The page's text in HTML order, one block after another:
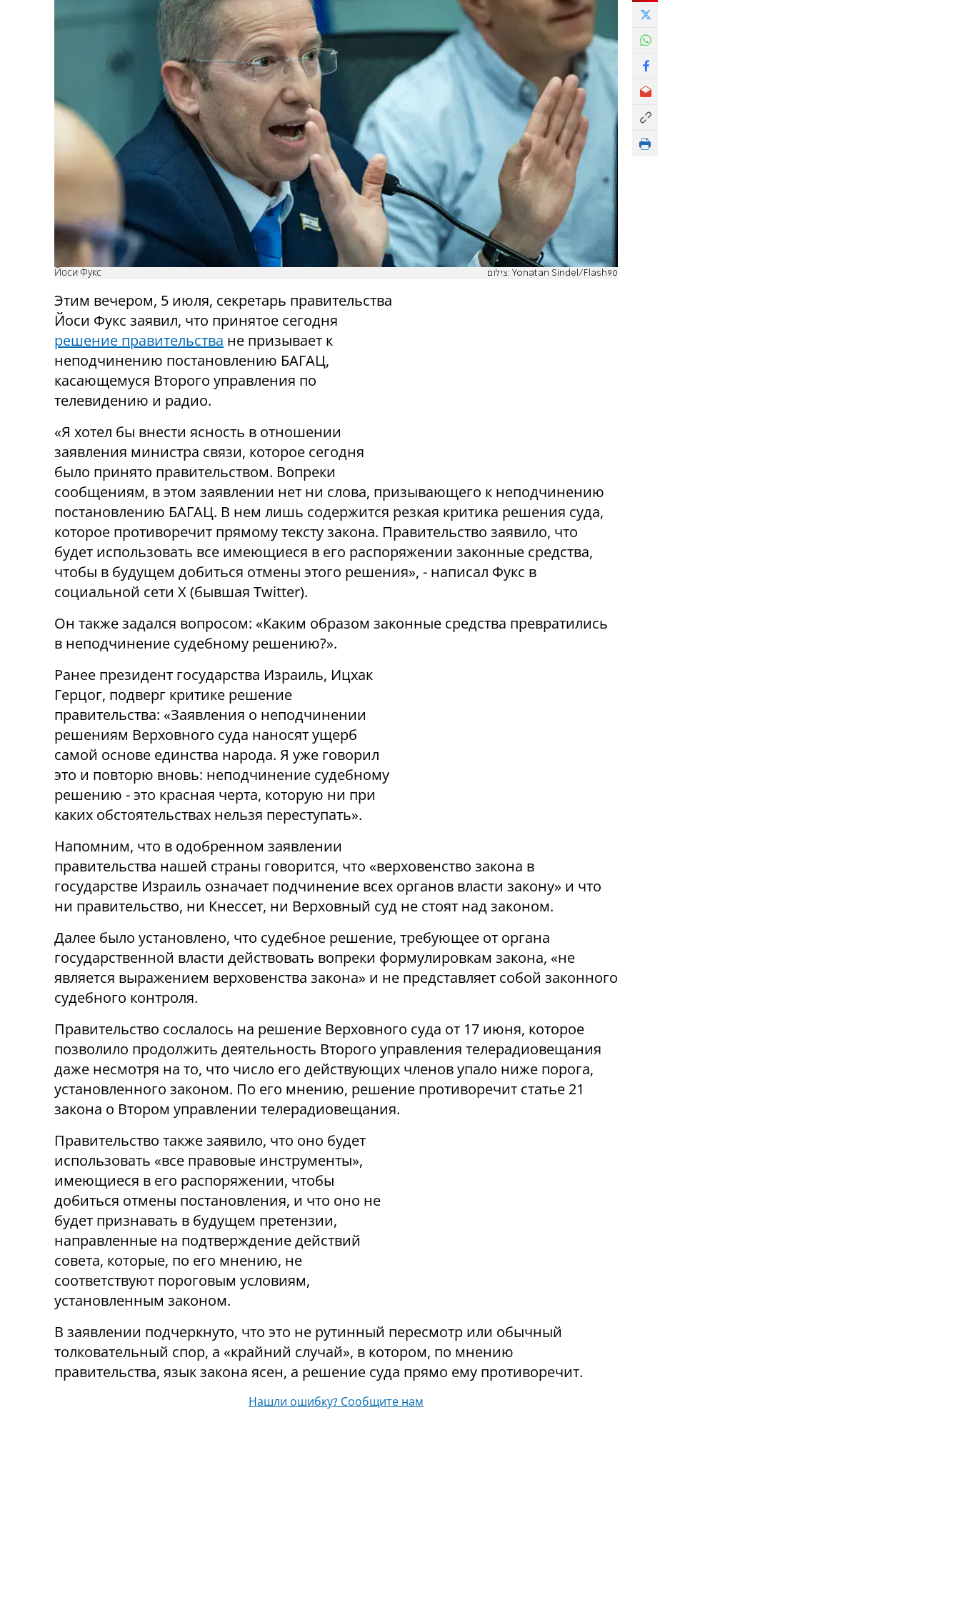
Йоси Фукс צילום: Yonatan Sindel/Flash90
Этим вечером, 5 июля, секретарь правительства
Йоси Фукс заявил, что принятое сегодня
решение правительства не призывает к
неподчинению постановлению БАГАЦ,
касающемуся Второго управления по
телевидению и радио.
«Я хотел бы внести ясность в отношении
заявления министра связи, которое сегодня
было принято правительством. Вопреки
сообщениям, в этом заявлении нет ни слова, призывающего к неподчинению
постановлению БАГАЦ. В нем лишь содержится резкая критика решения суда,
которое противоречит прямому тексту закона. Правительство заявило, что
будет использовать все имеющиеся в его распоряжении законные средства,
чтобы в будущем добиться отмены этого решения», - написал Фукс в
социальной сети X (бывшая Twitter).
Он также задался вопросом: «Каким образом законные средства превратились
в неподчинение судебному решению?».
Ранее президент государства Израиль, Ицхак
Герцог, подверг критике решение
правительства: «Заявления о неподчинении
решениям Верховного суда наносят ущерб
самой основе единства народа. Я уже говорил
это и повторю вновь: неподчинение судебному
решению - это красная черта, которую ни при
каких обстоятельствах нельзя переступать».
Напомним, что в одобренном заявлении
правительства нашей страны говорится, что «верховенство закона в
государстве Израиль означает подчинение всех органов власти закону» и что
ни правительство, ни Кнессет, ни Верховный суд не стоят над законом.
Далее было установлено, что судебное решение, требующее от органа
государственной власти действовать вопреки формулировкам закона, «не
является выражением верховенства закона» и не представляет собой законного
судебного контроля.
Правительство сослалось на решение Верховного суда от 17 июня, которое
позволило продолжить деятельность Второго управления телерадиовещания
даже несмотря на то, что число его действующих членов упало ниже порога,
установленного законом. По его мнению, решение противоречит статье 21
закона о Втором управлении телерадиовещания.
Правительство также заявило, что оно будет
использовать «все правовые инструменты»,
имеющиеся в его распоряжении, чтобы
добиться отмены постановления, и что оно не
будет признавать в будущем претензии,
направленные на подтверждение действий
совета, которые, по его мнению, не
соответствуют пороговым условиям,
установленным законом.
В заявлении подчеркнуто, что это не рутинный пересмотр или обычный
толковательный спор, а «крайний случай», в котором, по мнению
правительства, язык закона ясен, а решение суда прямо ему противоречит.
Нашли ошибку? Сообщите нам